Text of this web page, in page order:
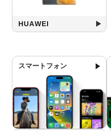
HUAWEI
スマートフォン